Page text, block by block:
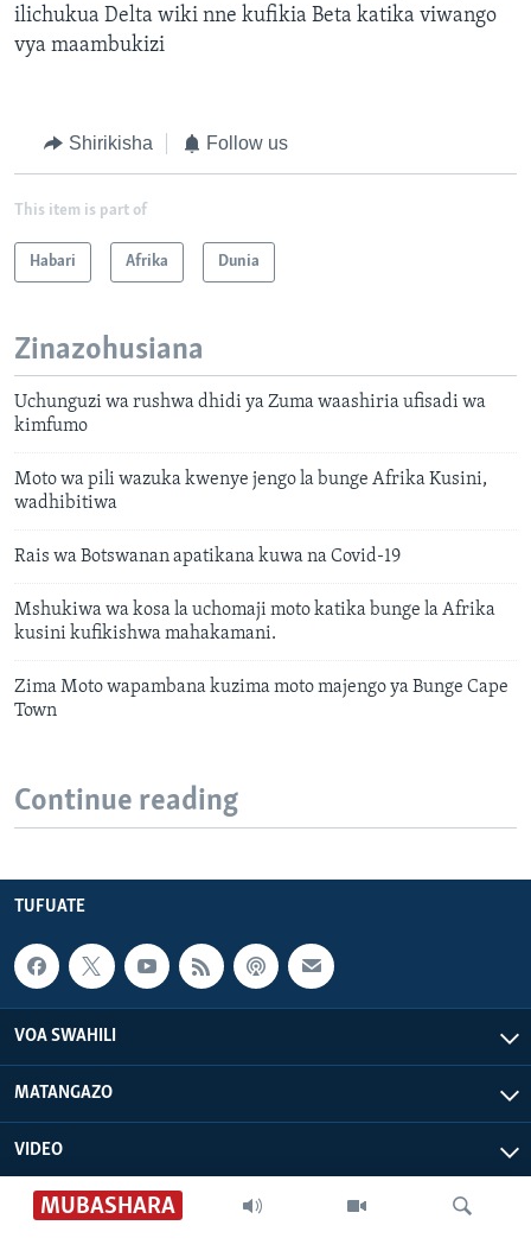
MUBASHARA
ilichukua Delta wiki nne kufikia Beta katika viwango
vya maambukizi
Shirikisha Follow us
This item is part of
Habari Afrika Dunia
Zinazohusiana
Uchunguzi wa rushwa dhidi ya Zuma waashiria ufisadi wa
kimfumo
Moto wa pili wazuka kwenye jengo la bunge Afrika Kusini,
wadhibitiwa
Rais wa Botswanan apatikana kuwa na Covid-19
Mshukiwa wa kosa la uchomaji moto katika bunge la Afrika
kusini kufikishwa mahakamani.
Zima Moto wapambana kuzima moto majengo ya Bunge Cape
Town
Continue reading
TUFUATE
VOA SWAHILI
MATANGAZO
VIDEO
VOA AFRICA